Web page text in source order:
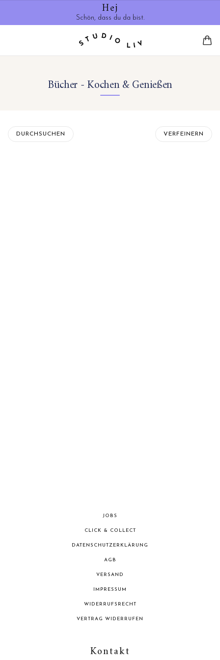
Hej
Schön, dass du da bist.
Bücher - Kochen & Genießen
DURCHSUCHEN VERFEINERN
JOBS
CLICK & COLLECT
DATENSCHUTZERKLÄRUNG
AGB
VERSAND
IMPRESSUM
WIDERRUFSRECHT
VERTRAG WIDERRUFEN
Kontakt